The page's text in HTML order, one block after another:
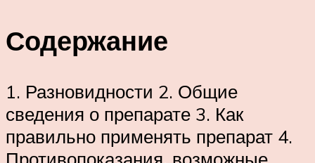
Содержание
1. Разновидности 2. Общие
сведения о препарате 3. Как
правильно применять препарат 4.